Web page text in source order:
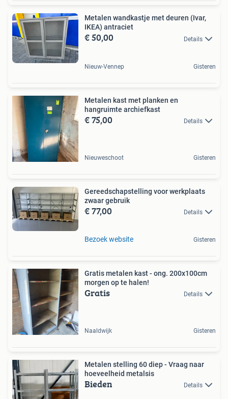
Metalen wandkastje met deuren (Ivar,
IKEA) antraciet
€ 50,00 Details
Nieuw-Vennep Gisteren
Metalen kast met planken en
hangruimte archiefkast
€ 75,00 Details
Nieuweschoot Gisteren
Gereedschapstelling voor werkplaats
zwaar gebruik
€ 77,00 Details
Bezoek website Gisteren
Gratis metalen kast - ong. 200x100cm
morgen op te halen!
Gratis Details
Naaldwijk Gisteren
Metalen stelling 60 diep - Vraag naar
hoeveelheid metalsis
Bieden Details